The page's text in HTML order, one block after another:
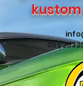
051/